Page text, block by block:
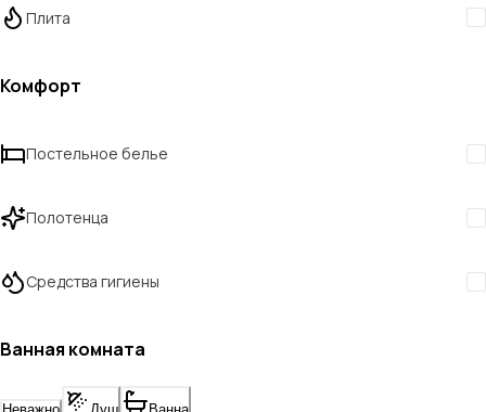
Плита
Комфорт
Постельное белье
Полотенца
Средства гигиены
Ванная комната